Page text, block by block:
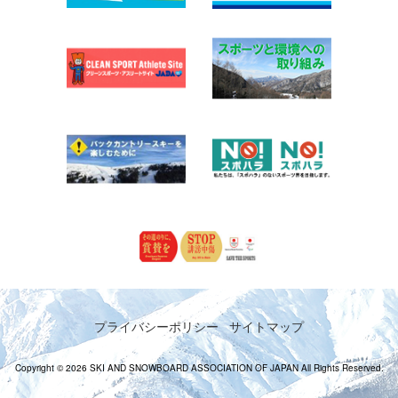
プライバシーポリシー サイトマップ
Copyright © 2026 SKI AND SNOWBOARD ASSOCIATION OF JAPAN All Rights Reserved.